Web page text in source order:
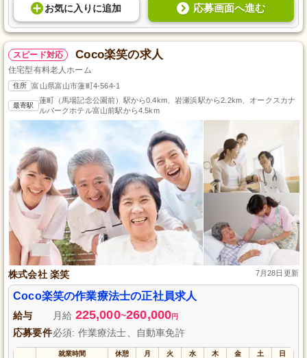
お気に入り に追加 応募画面へ進む
スピード対応 Coco楽笑の求人
住宅型有料老人ホーム
住所 富山県富山市蓮町4-564-1
最寄駅
蓮町（馬場記念公園前）駅から0.4km、岩瀬浜駅から2.2km、オークスカナ
ルパークホテル富山前駅から4.5km
株式会社 楽笑 7月28日更新
Coco楽笑の作業療法士の正社員求人
給与 月給 225,000~260,000円
応募要件必須: 作業療法士、自動車免許
就業時間 休憩 月 火 水 木 金 土 日